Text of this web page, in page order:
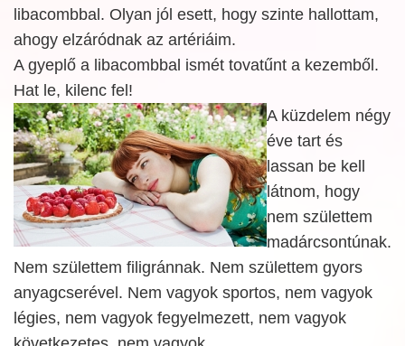
libacombbal. Olyan jól esett, hogy szinte hallottam,
ahogy elzáródnak az artériáim.
A gyeplő a libacombbal ismét tovatűnt a kezemből.
Hat le, kilenc fel!
A küzdelem négy
éve tart és
lassan be kell
látnom, hogy
nem születtem
madárcsontúnak.
Nem születtem filigránnak. Nem születtem gyors
anyagcserével. Nem vagyok sportos, nem vagyok
légies, nem vagyok fegyelmezett, nem vagyok